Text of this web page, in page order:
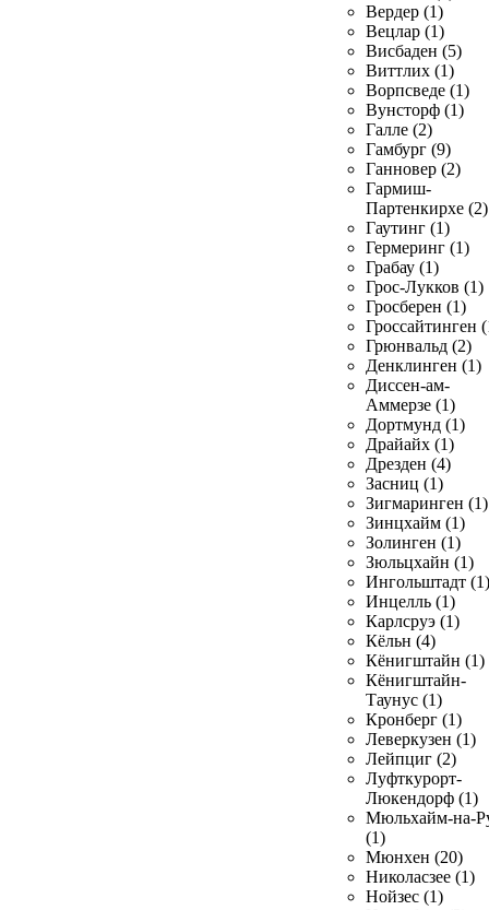
Вердер (1)
Вецлар (1)
Висбаден (5)
Виттлих (1)
Ворпсведе (1)
Вунсторф (1)
Галле (2)
Гамбург (9)
Ганновер (2)
Гармиш-
Партенкирхе (2)
Гаутинг (1)
Гермеринг (1)
Грабау (1)
Грос-Лукков (1)
Гросберен (1)
Гроссайтинген
Грюнвальд (2)
Денклинген (1)
Диссен-ам-
Аммерзе (1)
Дортмунд (1)
Драйайх (1)
Дрезден (4)
Засниц (1)
Зигмаринген (1)
Зинцхайм (1)
Золинген (1)
Зюльцхайн (1)
Ингольштадт (1)
Инцелль (1)
Карлсруэ (1)
Кёльн (4)
Кёнигштайн (1)
Кёнигштайн-
Таунус (1)
Кронберг (1)
Леверкузен (1)
Лейпциг (2)
Луфткурорт-
Люкендорф (1)
Мюльхайм-на-
(1)
Мюнхен (20)
Николасзее (1)
Нойзес (1)